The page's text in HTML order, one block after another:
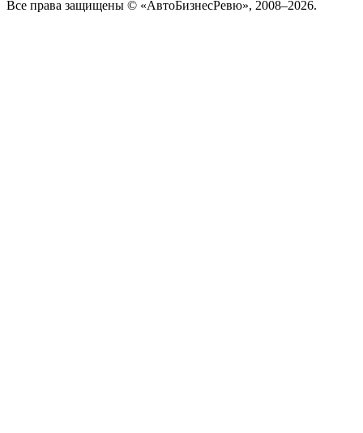
Все права защищены © «АвтоБизнесРевю», 2008–2026.